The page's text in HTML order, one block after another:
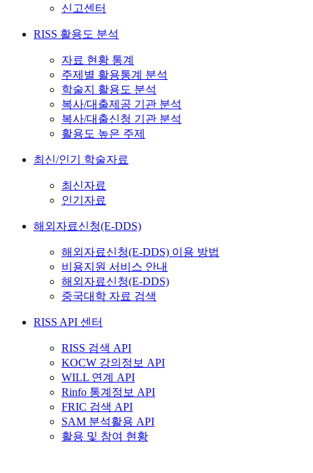
신고센터
RISS 활용도 분석
자료 현황 통계
주제별 활용통계 분석
학술지 활용도 분석
복사/대출제공 기관 분석
복사/대출신청 기관 분석
활용도 높은 주제
최신/인기 학술자료
최신자료
인기자료
해외자료신청(E-DDS)
해외자료신청(E-DDS) 이용 방법
비용지원 서비스 안내
해외자료신청(E-DDS)
중국대학 자료 검색
RISS API 센터
RISS 검색 API
KOCW 강의정보 API
WILL 연계 API
Rinfo 통계정보 API
FRIC 검색 API
SAM 분석활용 API
활용 및 참여 현황